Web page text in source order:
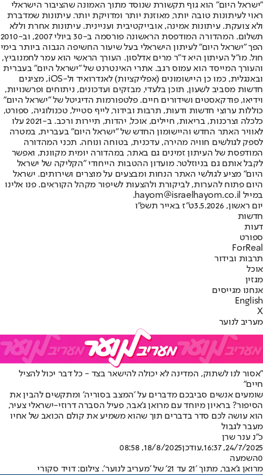
"ישראל היום" הוא גוף תקשורת שנוסד מתוך האמונה שהציבור הישראלי
ראוי לעיתונות טובה יותר, מאוזנת יותר ומדויקת יותר. עיתונות שמדברת
ולא צועקת. עיתונות אמינה, אובייקטיבית ועניינית. עיתונות אחרת וללא
תשלום. המהדורה המודפסת הראשונה פורסמה ב-30 ביולי 2007, וב-2010
הפך "ישראל היום" לעיתון הישראלי בעל שיעור החשיפה הגבוה ביותר בימי
חול. מו"ל העיתון היא ד"ר מרים אדלסון. העורך הראשי הוא עמר לחמנוביץ,
והעורך המייסד הוא עמוס רגב. אתרי האינטרנט של "ישראל היום" בעברית
ובאנגלית, כמו כן היישומונים (אפליקציות) לאנדרואיד ול-iOS, מציגים
חדשות מסביב לשעון, תוכן בלעדי, מבזקים ועדכונים, ניתוחים ופרשנויות,
וידיאו, פודקאסטים ושידורים חיים. פלטפורמות הדיגיטל של "ישראל היום"
כוללות ערוצי חדשות ודעות, תרבות ובידור, לייף סטייל, טכנולוגיה, ספורט,
כלכלה וצרכנות, בריאות, חיילים, אוכל, יהדות, תיירות ורכב. ב-2021 עלו
לאוויר האתר החדש והיישומון החדש של "ישראל היום" בעברית, במטרה
לספק לגולשים חוויה מהירה, עדכנית, בטוחה ונוחה. תכני המהדורה
המודפסת של העיתון זמינים גם באתר, במהדורה יומית מקוונת, ואפשר
לקבל אותם גם בניוזלטר. מועדון ההטבות הייחודי "הקליקה של ישראל
היום" מציע לגולשי האתר הנחות ומבצעים על מוצרים ושירותים. ישראל
היום פתוח להערות, לביקורת ולהצעות לשיפור מקהל הקוראים. פנו אלינו
במייל hayom@israelhayom.co.il.
יום ראשון, 3.5.2026
ט"ז באייר תשפ"ו
חדשות
דעות
ספורט
ForReal
תרבות ובידור
אוכל
מגזין
אנחנו מגייסים
English
X
מעריב לנוער
״אסור לנו לשתוק, המדינה לא יכולה להישאר בצד - כל דבר יכול להציל
חיים״
שומעים אנשים סביבכם מדברים על ׳המצב בסוריה׳ ומתקשים להבין את
הסיפור? בראיון מיוחד עם מרואן ג'אבר, פעיל הסברה דרוזי-ישראלי צעיר,
הוא עושה לכם סדר בדברים תוך שהוא משמיע את קולם הכואב של אחיו
מעבר לגבול
כ״נ ענר שרן
24/7/2025, 16:37
,עודכן18/8/2025, 08:58
0השמעה
מרואן ג'אבר, מתוך ׳21 עד 21׳ של ׳מעריב לנוער׳. צילום: דויד סקורי